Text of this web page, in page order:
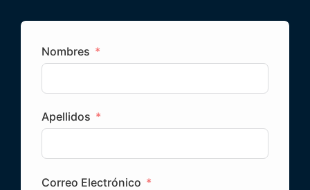
Nombres
Apellidos
Correo Electrónico